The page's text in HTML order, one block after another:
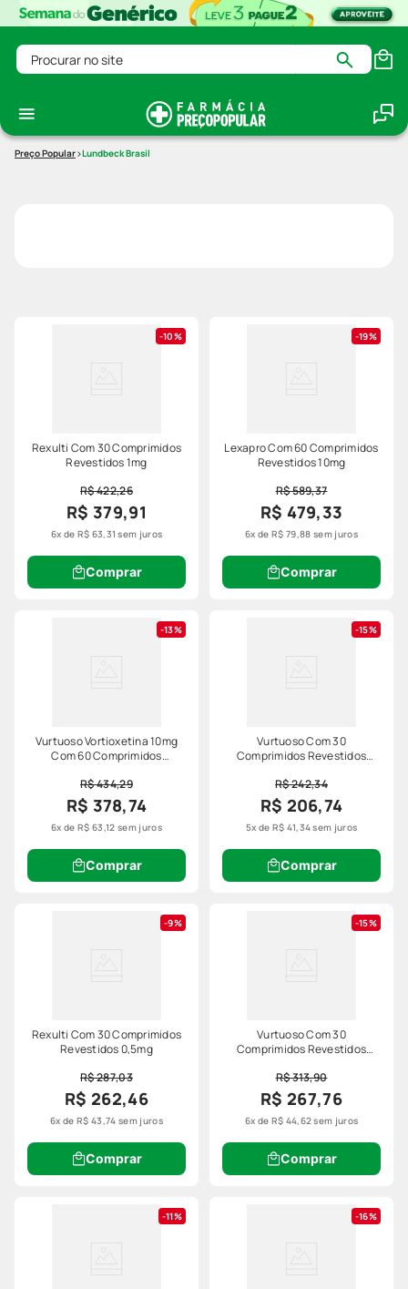
Procurar no site
Lundbeck Brasil
10%
Rexulti Com 30 Comprimidos
Revestidos 1mg
R$ 422,26
R$ 379,91
6x de R$ 63,31 sem juros
Comprar
19%
Lexapro Com 60 Comprimidos
Revestidos 10mg
R$ 589,37
R$ 479,33
6x deR$ 79,88 sem juros
Comprar
13%
Vurtuoso Vortioxetina 10mg
Com 60 Comprimidos
R$ 434,29
R$ 378,74
6x deR$ 63,12 sem juros
Comprar
15%
Vurtuoso Com 30
Comprimidos Revestidos
R$ 242,34
R$ 206,74
5x de R$ 41,34sem juros
Comprar
9%
Rexulti Com 30 Comprimidos
Revestidos 0,5mg
R$ 287,03
R$ 262,46
6x deR$ 43,74 sem juros
Comprar
15%
Vurtuoso Com 30
Comprimidos Revestidos
R$ 313,90
R$ 267,76
6x de R$ 44,62sem juros
Comprar
11% 16%